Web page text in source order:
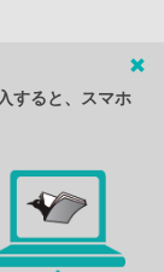
すると、スマホ